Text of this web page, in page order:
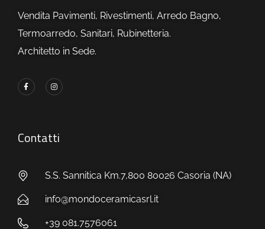
Vendita Pavimenti, Rivestimenti, Arredo Bagno,
Termoarredo, Sanitari, Rubinetteria.
Architetto in Sede.
Contatti
S.S. Sannitica Km.7,800 80026 Casoria (NA)
info@mondoceramicasrl.it
+39 081.7576061